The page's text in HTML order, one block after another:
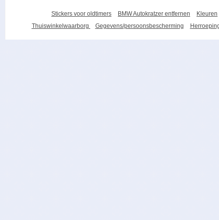
Stickers voor oldtimers BMW Autokratzer entfernen
Kleuren
Thuiswinkelwaarborg
Gegevens/persoonsbescherming